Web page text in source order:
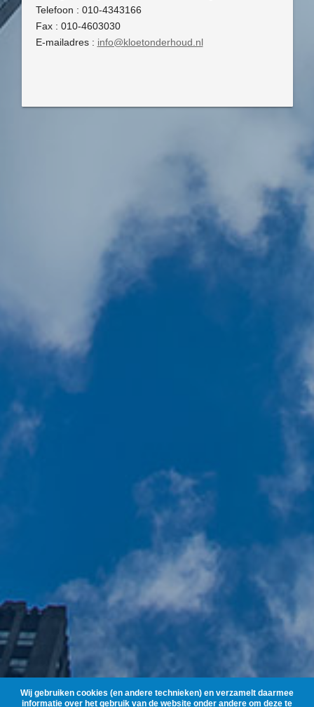
Telefoon : 010-4343166
Fax : 010-4603030
E-mailadres : info@kloetonderhoud.nl
Wij gebruiken cookies (en andere technieken) en verzamelt daarmee
informatie over het gebruik van de website onder andere om deze te